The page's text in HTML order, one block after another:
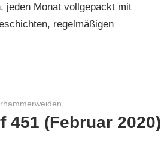
jeden Monat vollgepackt mit
regelmäßigen
451 (Februar 2020)